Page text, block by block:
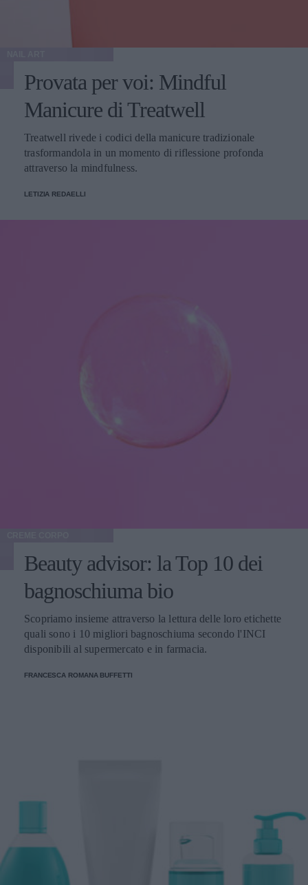
Provata per voi: Mindful
Manicure di Treatwell
Treatwell rivede i codici della manicure tradizionale
trasformandola in un momento di riflessione profonda
attraverso la mindfulness.
LETIZIA REDAELLI
Beauty advisor: la Top 10 dei
bagnoschiuma bio
Scopriamo insieme attraverso la lettura delle loro etichette
quali sono i 10 migliori bagnoschiuma secondo l'INCI
disponibili al supermercato e in farmacia.
FRANCESCA ROMANA BUFFETTI